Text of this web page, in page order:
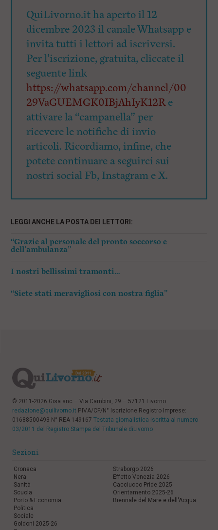
QuiLivorno.it ha aperto il 12
dicembre 2023 il canale Whatsapp e
invita tutti i lettori ad iscriversi.
Per l’iscrizione, gratuita, cliccate il
seguente link
https://whatsapp.com/channel/00
29VaGUEMGK0IBjAhIyK12Re
attivare la “campanella” per
ricevere le notifiche di invio
articoli. Ricordiamo, infine, che
potete continuare a seguirci sui
nostri social Fb, Instagram e X.
LEGGI ANCHE LA POSTA DEI LETTORI:
“Grazie al personale del pronto soccorso e
dell’ambulanza”
I nostri bellissimi tramonti…
“Siete stati meravigliosi con nostra figlia”
© 2011-2026 Gisa snc – Via Cambini, 29 – 57121 Livorno
redazione@quilivorno.it P.IVA/CF/N° Iscrizione Registro Imprese:
01688500493 N° REA 149167 Testata giornalistica iscritta al numero
03/2011 del Registro Stampa del Tribunale diLivorno
Sezioni
Cronaca
Nera
Sanità
Scuola
Porto & Economia
Politica
Sociale
Goldoni 2025-26
Straborgo 2026
Effetto Venezia 2026
Cacciucco Pride 2025
Orientamento 2025-26
Biennale del Mare e dell'Acqua